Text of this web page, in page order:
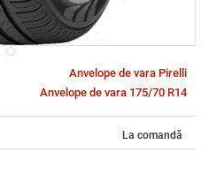
Anvelope de vara Pirelli
Anvelope de vara 175/70 R14
La comandă